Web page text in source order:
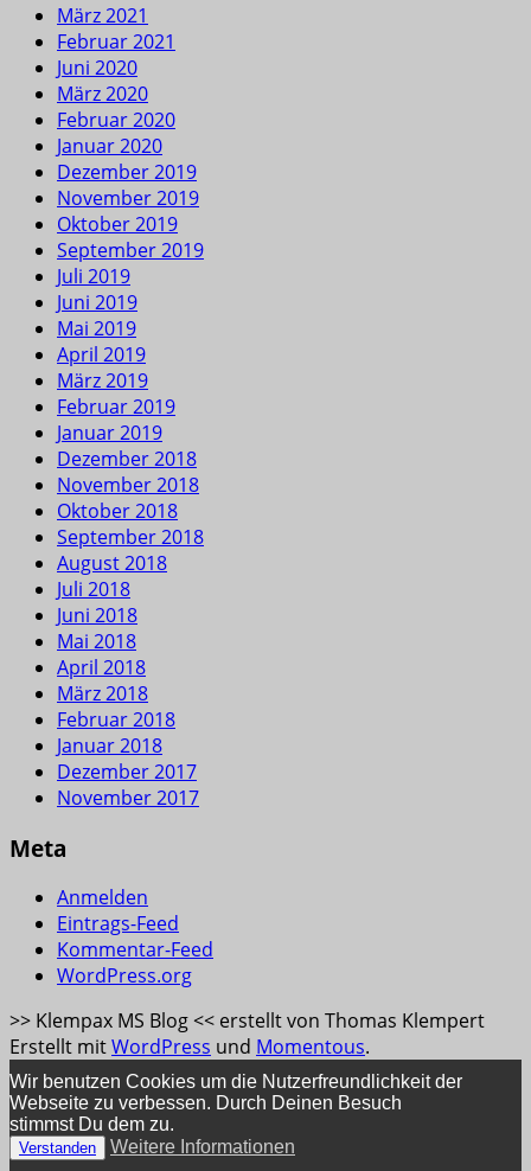
März 2021
Februar 2021
Juni 2020
März 2020
Februar 2020
Januar 2020
Dezember 2019
November 2019
Oktober 2019
September 2019
Juli 2019
Juni 2019
Mai 2019
April 2019
März 2019
Februar 2019
Januar 2019
Dezember 2018
November 2018
Oktober 2018
September 2018
August 2018
Juli 2018
Juni 2018
Mai 2018
April 2018
März 2018
Februar 2018
Januar 2018
Dezember 2017
November 2017
Meta
Anmelden
Eintrags-Feed
Kommentar-Feed
WordPress.org
>> Klempax MS Blog << erstellt von Thomas Klempert
Erstellt mitWordPress und Momentous.
Wir benutzen Cookies um die Nutzerfreundlichkeit der
Webseite zu verbessen. Durch Deinen Besuch
stimmst Du dem zu.
Verstanden Weitere Informationen